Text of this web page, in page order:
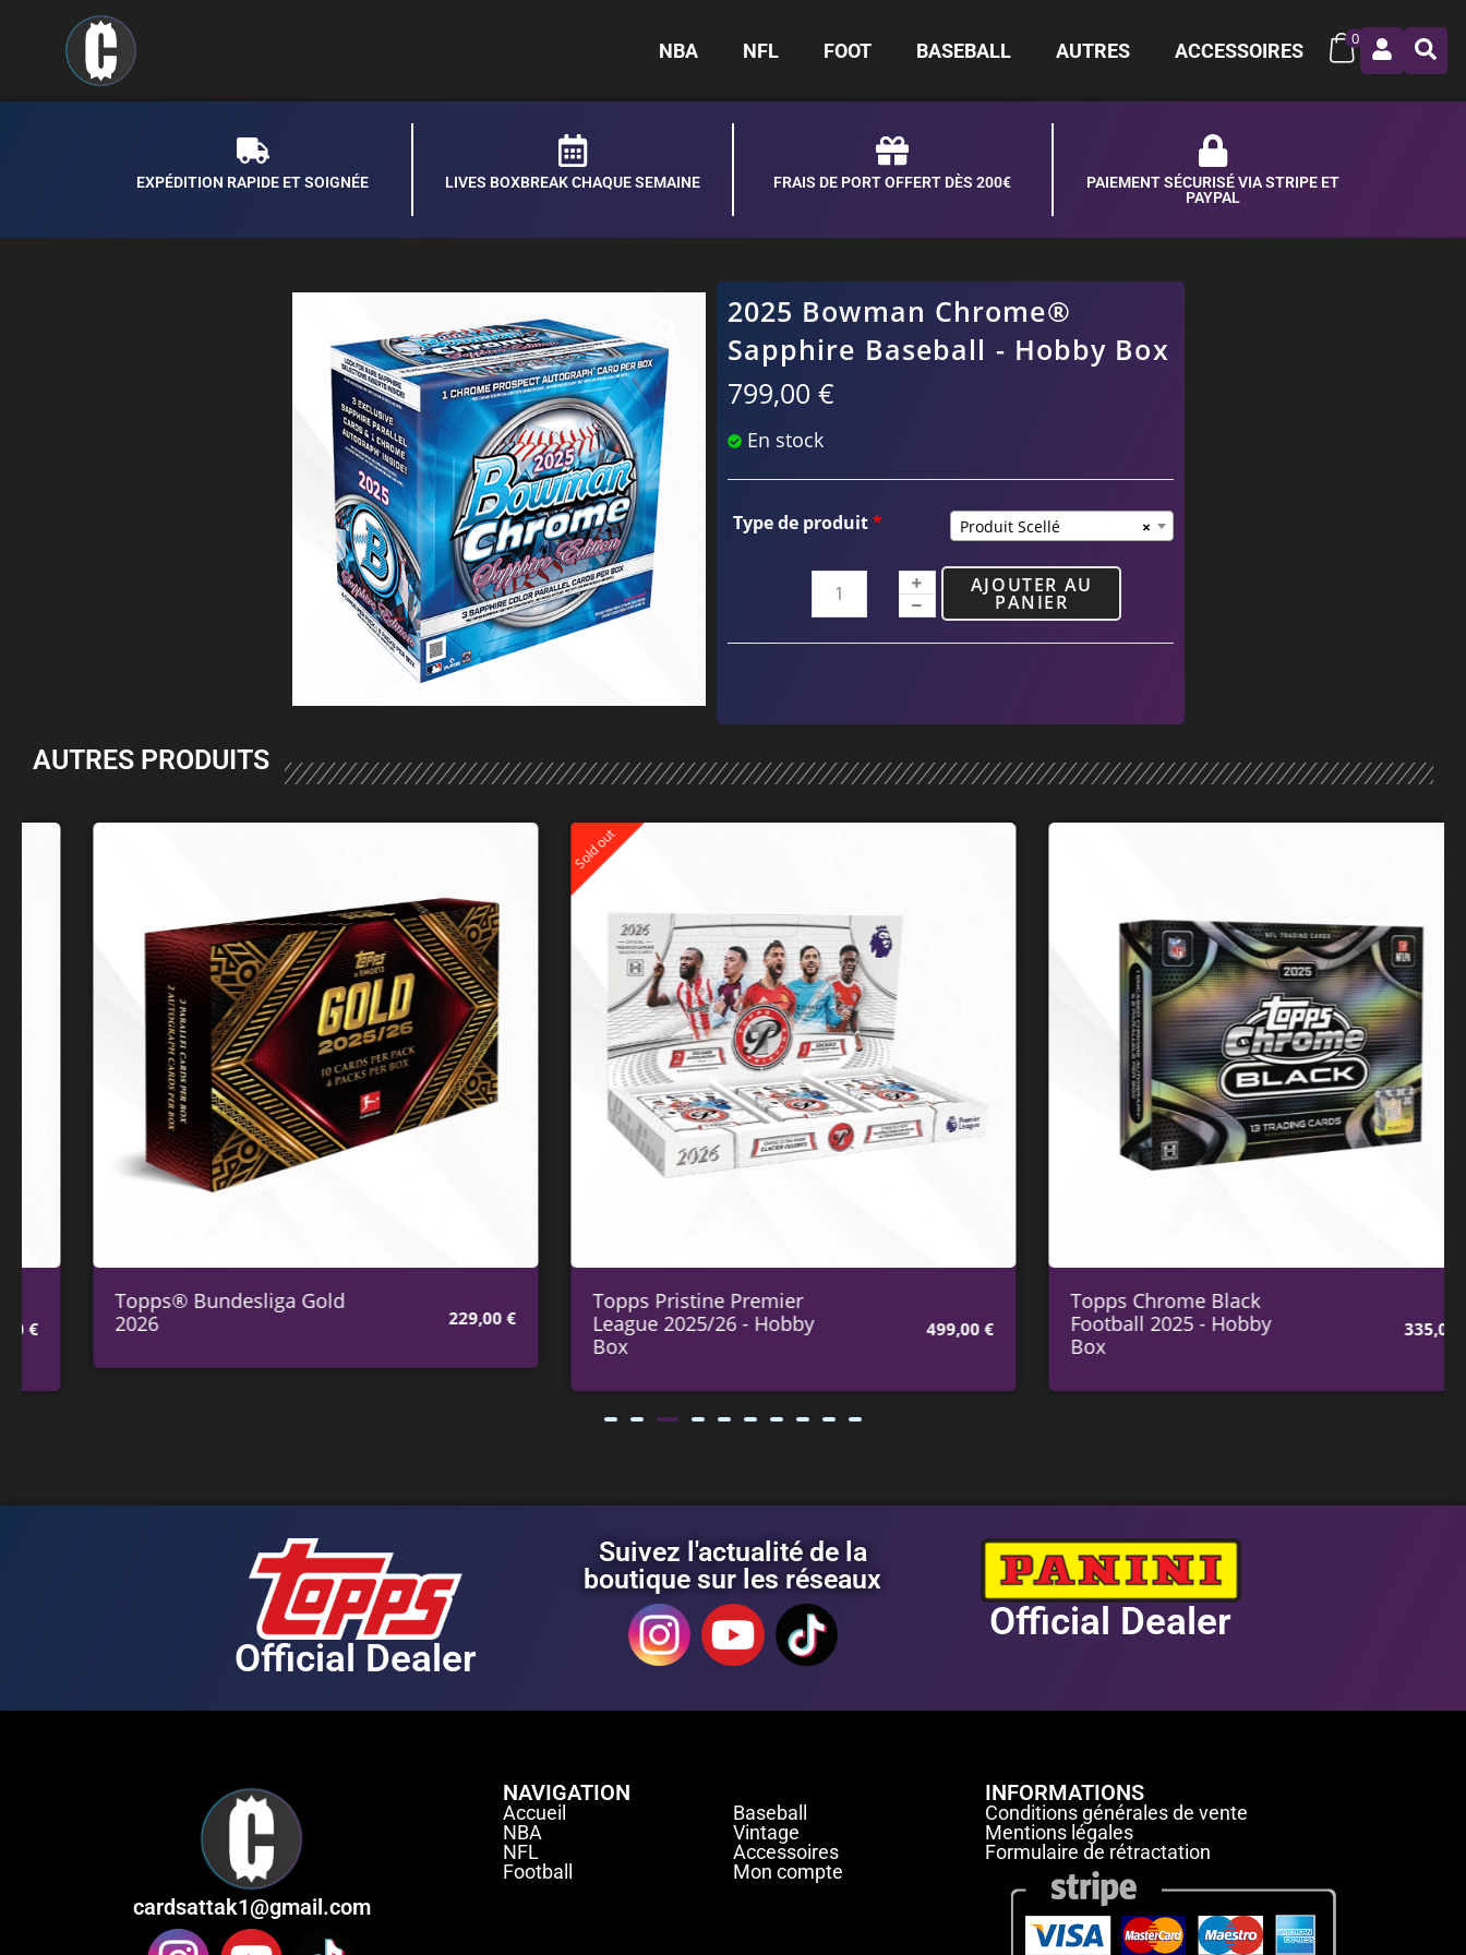
NBA NFL FOOT BASEBALL AUTRES ACCESSOIRES
0
EXPÉDITION RAPIDE ET SOIGNÉE LIVES BOXBREAK CHAQUE SEMAINE FRAIS DE PORT OFFERT DÈS 200€
PAIEMENT SÉCURISÉ VIA STRIPE ET
PAYPAL
2025 Bowman Chrome®
Sapphire Baseball - Hobby Box
799,00 €
En stock
Type de produit* ×
Produit Scellé
AJOUTER AU
PANIER
AUTRES PRODUITS
Topps® Bundesliga Gold
€
Topps Pristine Premier
League 2025/26 - Hobby
€
Topps Chrome Black
Football 2025 - Hobby
€
Official Dealer
Suivez l'actualité de la
boutique sur les réseaux
Official Dealer
cardsattak1@gmail.com
NAVIGATION
Accueil
NBA
NFL
Football
Baseball
Vintage
Accessoires
Mon compte
INFORMATIONS
Conditions générales de vente
Mentions légales
Formulaire de rétractation